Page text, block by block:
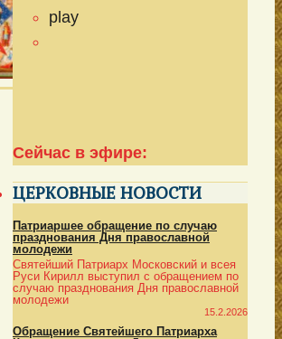
play
Сейчас в эфире:
ЦЕРКОВНЫЕ НОВОСТИ
Патриаршее обращение по случаю
празднования Дня православной
молодежи
Святейший Патриарх Московский и всея
Руси Кирилл выступил с обращением по
случаю празднования Дня православной
молодежи
15.2.2026
Обращение Святейшего Патриарха